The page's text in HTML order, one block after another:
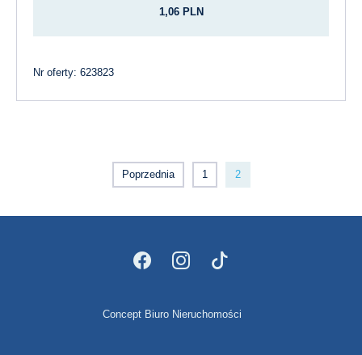
1,06 PLN
Nr oferty: 623823
Poprzednia 1 2
Concept Biuro Nieruchomości